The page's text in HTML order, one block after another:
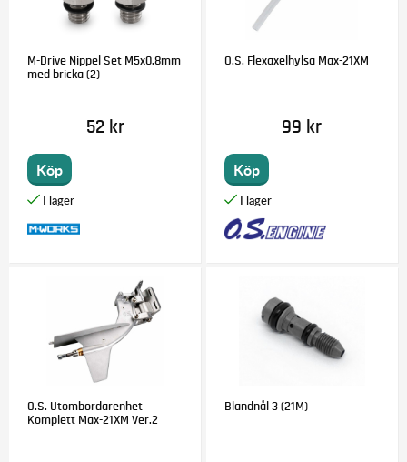
M-Drive Nippel Set M5x0.8mm
med bricka (2)
52 kr
Köp
O.S. Flexaxelhylsa Max-21XM
99 kr
Köp
O.S. Utombordarenhet
Komplett Max-21XM Ver.2
Blandnål 3 (21M)